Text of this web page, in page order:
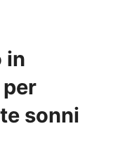
in
sonni